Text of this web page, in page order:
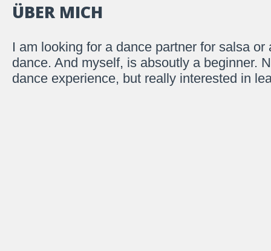
ÜBER MICH
I am looking for a dance partner for salsa or
dance. And myself, is absoutly a beginner.
dance experience, but really interested in